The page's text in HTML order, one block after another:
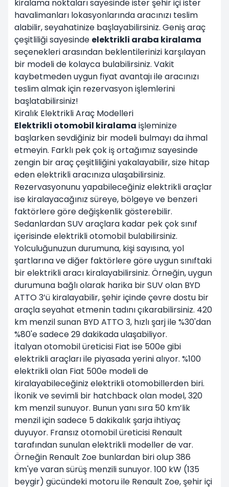
kiralama noktaları sayesinde ister şehir içi ister
havalimanları lokasyonlarında aracınızı teslim
alabilir, seyahatinize başlayabilirsiniz. Geniş araç
çeşitliliği sayesinde elektrikli araba kiralama
seçenekleri arasından beklentilerinizi karşılayan
bir modeli de kolayca bulabilirsiniz. Vakit
kaybetmeden uygun fiyat avantajı ile aracınızı
teslim almak için rezervasyon işlemlerini
başlatabilirsiniz!
Kiralık Elektrikli Araç Modelleri
Elektrikli otomobil kiralama işleminize
başlarken sevdiğiniz bir modeli bulmayı da ihmal
etmeyin. Farklı pek çok iş ortağımız sayesinde
zengin bir araç çeşitliliğini yakalayabilir, size hitap
eden elektrikli aracınıza ulaşabilirsiniz.
Rezervasyonunu yapabileceğiniz elektrikli araçlar
ise kiralayacağınız süreye, bölgeye ve benzeri
faktörlere göre değişkenlik gösterebilir.
Sedanlardan SUV araçlara kadar pek çok sınıf
içerisinde elektrikli otomobil bulabilirsiniz.
Yolculuğunuzun durumuna, kişi sayısına, yol
şartlarına ve diğer faktörlere göre uygun sınıftaki
bir elektrikli aracı kiralayabilirsiniz. Örneğin, uygun
durumuna bağlı olarak harika bir SUV olan BYD
ATTO 3’ü kiralayabilir, şehir içinde çevre dostu bir
araçla seyahat etmenin tadını çıkarabilirsiniz. 420
km menzil sunan BYD ATTO 3, hızlı şarj ile %30'dan
%80'e sadece 29 dakikada ulaşabiliyor.
İtalyan otomobil üreticisi Fiat ise 500e gibi
elektrikli araçları ile piyasada yerini alıyor. %100
elektrikli olan Fiat 500e modeli de
kiralayabileceğiniz elektrikli otomobillerden biri.
İkonik ve sevimli bir hatchback olan model, 320
km menzil sunuyor. Bunun yanı sıra 50 km’lik
menzil için sadece 5 dakikalık şarja ihtiyaç
duyuyor. Fransız otomobil üreticisi Renault
tarafından sunulan elektrikli modeller de var.
Örneğin Renault Zoe bunlardan biri olup 386
km'ye varan sürüş menzili sunuyor. 100 kW (135
beygir) gücündeki motoru ile Renault Zoe, şehir içi